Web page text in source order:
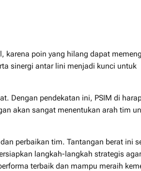
karena poin yang hilang dapat
sinergi antar lini menjadi kunci untuk
Dengan pendekatan ini, PSIM di
akan sangat menentukan arah tim
perbaikan tim. Tantangan berat ini
langkah-langkah strategis
terbaik dan mampu meraih